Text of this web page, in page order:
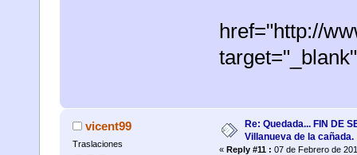
href="http://
vicent99
Traslaciones
Re: Quedada... FIN DE
Villanueva de la cañada.
« Reply #11 : 07 de Febrero de